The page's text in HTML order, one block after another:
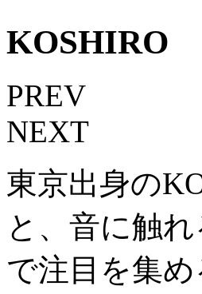
KOSHIRO
PREV
NEXT
東京出身の
と、音に触
で注目を集